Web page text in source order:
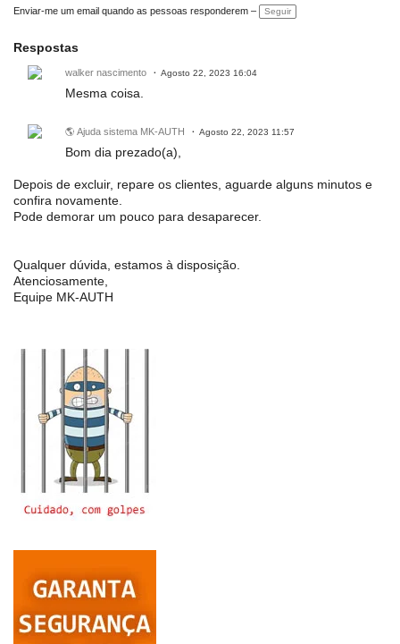
Enviar-me um email quando as pessoas responderem – Seguir
Respostas
walker nascimento Agosto 22, 2023 16:04
Mesma coisa.
🌎 Ajuda sistema MK-AUTH Agosto 22, 2023 11:57
Bom dia prezado(a),
Depois de excluir, repare os clientes, aguarde alguns minutos e
confira novamente.
Pode demorar um pouco para desaparecer.
Qualquer dúvida, estamos à disposição.
Atenciosamente,
Equipe MK-AUTH